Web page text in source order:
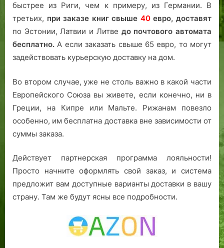
быстрее из Риги, чем к примеру, из Германии. В
третьих, при заказе книг свыше 40евро, доставят
по Эстонии, Латвии и Литве до почтового автомата
бесплатно. А если заказать свыше 65 евро, то могут
задействовать курьерскую доставку на дом.
Во втором случае, уже не столь важно в какой части
Европейского Союза вы живете, если конечно, ни в
Греции, на Кипре или Мальте. Рижанам повезло
особенно, им бесплатна доставка вне зависимости от
суммы заказа.
Действует партнерская программа лояльности!
Просто начните оформлять свой заказ, и система
предложит вам доступные варианты доставки в вашу
страну. Там же будут ясны все подробности.